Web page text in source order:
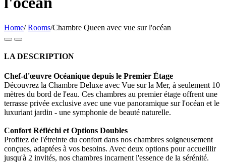
Home/ Rooms/Chambre Queen avec vue sur l'océan
LA DESCRIPTION
Chef-d'œuvre Océanique depuis le Premier Étage
Découvrez la Chambre Deluxe avec Vue sur la Mer, à seulement 10
mètres du bord de l'eau. Ces chambres au premier étage offrent une
terrasse privée exclusive avec une vue panoramique sur l'océan et le
luxuriant jardin - une symphonie de beauté naturelle.
Confort Réfléchi et Options Doubles
Profitez de l'étreinte du confort dans nos chambres soigneusement
conçues, adaptées à vos besoins. Avec deux options pour accueillir
jusqu'à 2 invités, nos chambres incarnent l'essence de la sérénité.